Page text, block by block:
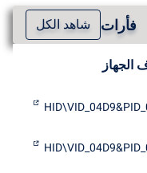
فأرات شاهد الكل
الجهاز